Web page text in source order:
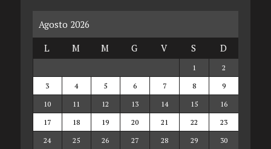
Agosto 2026
L
M M G V S D
1
2
3
4 5 6 7 8
9
10
11 12 13 14 15
16
17
18 19 20 21 22
23
24
25 26 27 28 29 30